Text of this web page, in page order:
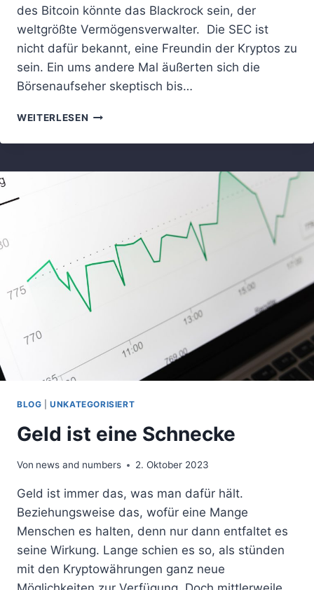
des Bitcoin könnte das Blackrock sein, der
weltgrößte Vermögensverwalter. Die SEC ist
nicht dafür bekannt, eine Freundin der Kryptos zu
sein. Ein ums andere Mal äußerten sich die
Börsenaufseher skeptisch bis…
WEITERLESEN DIE
UND
BITCOIN:
LIEBESGESCHICHTE?
BLOG |UNKATEGORISIERT
Geld ist eine Schnecke
Von news and numbers 2. Oktober 2023
Geld ist immer das, was man dafür hält.
Beziehungsweise das, wofür eine Mange
Menschen es halten, denn nur dann entfaltet es
seine Wirkung. Lange schien es so, als stünden
mit den Kryptowährungen ganz neue